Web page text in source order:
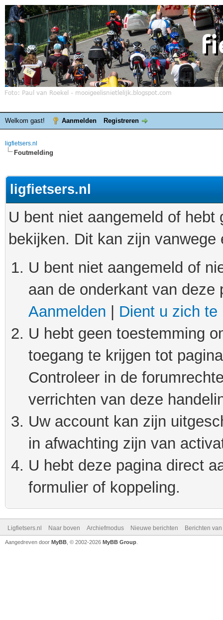
Welkom gast! Aanmelden Registreren
ligfietsers.nl
Foutmelding
ligfietsers.nl
U bent niet aangemeld of
bekijken. Dit kan zijn
U bent niet aangemeld of
aan de onderkant van
Aanmelden
Dient u zich te
U hebt geen toestemming
toegang te krijgen tot
Controleer in de
verrichten van deze
Uw account kan zijn
in afwachting zijn van
U hebt deze pagina direct
formulier of koppeling.
Ligfietsers.nl Naar boven Archiefmodus Nieuwe berichten Berichten
Aangedreven door MyBB , © 2002-2026 MyBB Group